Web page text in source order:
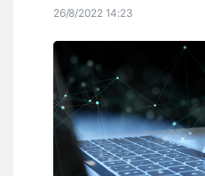
26/8/2022 14:23